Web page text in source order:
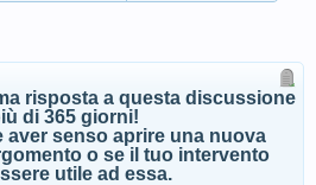
risposta a questa discussione
di 365 giorni!
aver senso aprire una nuova
o se il tuo intervento
utile ad essa.